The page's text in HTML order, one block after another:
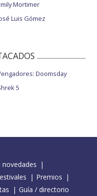
Mortimer
Luis Gómez
Doomsday
5
novedades
Premios
Guía / directorio